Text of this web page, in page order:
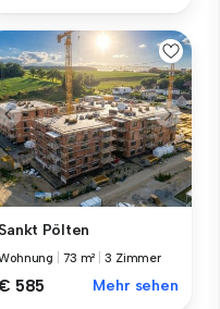
Sankt Pölten
73 m² |3 Zimmer
585 Mehr sehen